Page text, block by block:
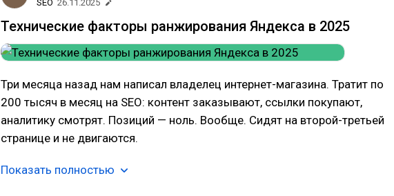
SEO 26.11.2025
Технические факторы ранжирования Яндекса в 2025
Три месяца назад нам написал владелец интернет-магазина. Тратит по
200 тысяч в месяц на SEO: контент заказывают, ссылки покупают,
аналитику смотрят. Позиций — ноль. Вообще. Сидят на второй-третьей
странице и не двигаются.
Показать полностью